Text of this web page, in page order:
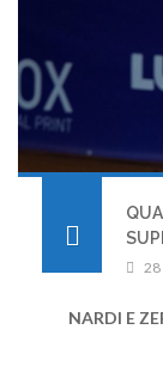
NARDI E